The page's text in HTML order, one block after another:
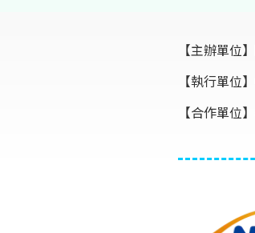
【主辦單位】
【執行單位】
【合作單位】